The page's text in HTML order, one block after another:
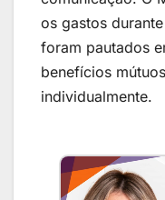
os gastos
foram pautados
benefícios
individualmente.